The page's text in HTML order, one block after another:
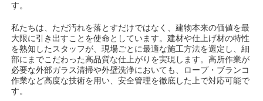
す。
私たちは、ただ汚れを落とすだけではなく、建物本来の価値を最
大限に引き出すことを使命としています。建材や仕上げ材の特性
を熟知したスタッフが、現場ごとに最適な施工方法を選定し、細
部にまでこだわった高品質な仕上がりを実現します。高所作業が
必要な外部ガラス清掃や外壁洗浄においても、ロープ・ブランコ
作業など高度な技術を用い、安全管理を徹底した上で対応可能で
す。